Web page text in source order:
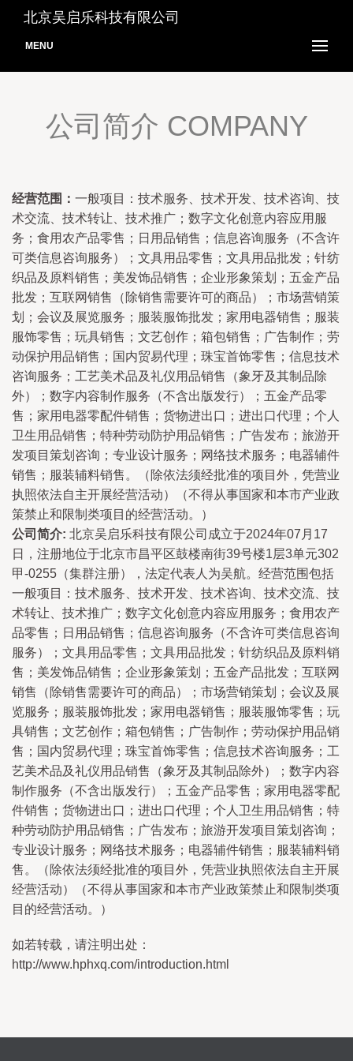
北京吴启乐科技有限公司
MENU
公司简介 COMPANY
经营范围： 一般项目：技术服务、技术开发、技术咨询、技
术交流、技术转让、技术推广；数字文化创意内容应用服
务；食用农产品零售；日用品销售；信息咨询服务（不含许
可类信息咨询服务）；文具用品零售；文具用品批发；针纺
织品及原料销售；美发饰品销售；企业形象策划；五金产品
批发；互联网销售（除销售需要许可的商品）；市场营销策
划；会议及展览服务；服装服饰批发；家用电器销售；服装
服饰零售；玩具销售；文艺创作；箱包销售；广告制作；劳
动保护用品销售；国内贸易代理；珠宝首饰零售；信息技术
咨询服务；工艺美术品及礼仪用品销售（象牙及其制品除
外）；数字内容制作服务（不含出版发行）；五金产品零
售；家用电器零配件销售；货物进出口；进出口代理；个人
卫生用品销售；特种劳动防护用品销售；广告发布；旅游开
发项目策划咨询；专业设计服务；网络技术服务；电器辅件
销售；服装辅料销售。（除依法须经批准的项目外，凭营业
执照依法自主开展经营活动）（不得从事国家和本市产业政
策禁止和限制类项目的经营活动。）
公司简介: 北京吴启乐科技有限公司成立于2024年07月17
日，注册地位于北京市昌平区鼓楼南街39号楼1层3单元302
甲-0255（集群注册），法定代表人为吴航。经营范围包括
一般项目：技术服务、技术开发、技术咨询、技术交流、技
术转让、技术推广；数字文化创意内容应用服务；食用农产
品零售；日用品销售；信息咨询服务（不含许可类信息咨询
服务）；文具用品零售；文具用品批发；针纺织品及原料销
售；美发饰品销售；企业形象策划；五金产品批发；互联网
销售（除销售需要许可的商品）；市场营销策划；会议及展
览服务；服装服饰批发；家用电器销售；服装服饰零售；玩
具销售；文艺创作；箱包销售；广告制作；劳动保护用品销
售；国内贸易代理；珠宝首饰零售；信息技术咨询服务；工
艺美术品及礼仪用品销售（象牙及其制品除外）；数字内容
制作服务（不含出版发行）；五金产品零售；家用电器零配
件销售；货物进出口；进出口代理；个人卫生用品销售；特
种劳动防护用品销售；广告发布；旅游开发项目策划咨询；
专业设计服务；网络技术服务；电器辅件销售；服装辅料销
售。（除依法须经批准的项目外，凭营业执照依法自主开展
经营活动）（不得从事国家和本市产业政策禁止和限制类项
目的经营活动。）
如若转载，请注明出处：
http://www.hphxq.com/introduction.html